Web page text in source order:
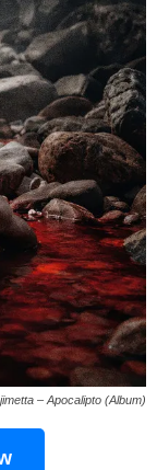
– Apocalipto (Album)